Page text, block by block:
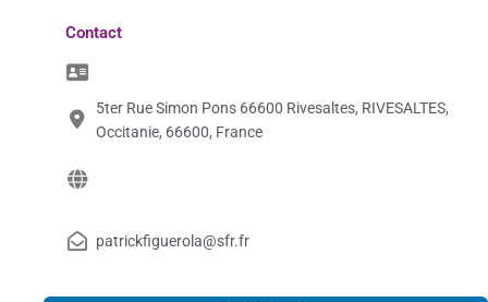
Contact
5ter Rue Simon Pons 66600 Rivesaltes, RIVESALTES,
Occitanie, 66600, France
patrickfiguerola@sfr.fr